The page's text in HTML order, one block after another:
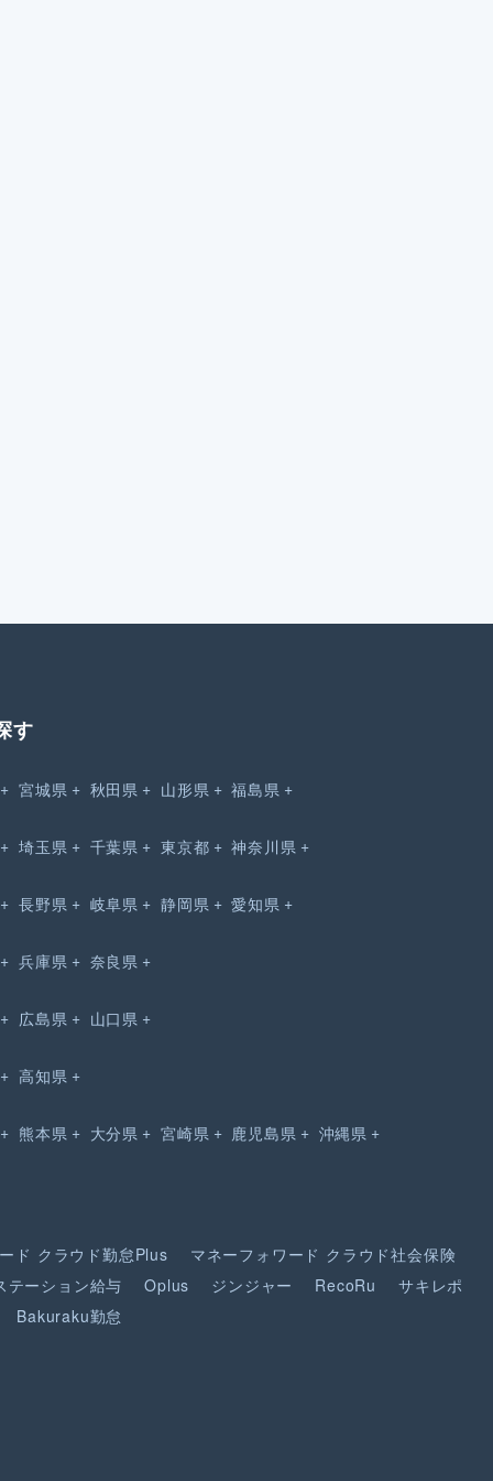
す
宮城県 秋田県 山形県 福島県
埼玉県 千葉県 東京都 神奈川県
長野県 岐阜県 静岡県 愛知県
兵庫県 奈良県
広島県 山口県
高知県
熊本県 大分県 宮崎県 鹿児島県 沖縄県
ド クラウド勤怠Plus マネーフォワード クラウド社会保険
テーション給与
Oplus ジンジャー RecoRu
サキレポ
Bakuraku勤怠